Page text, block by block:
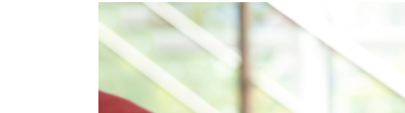
Wählen